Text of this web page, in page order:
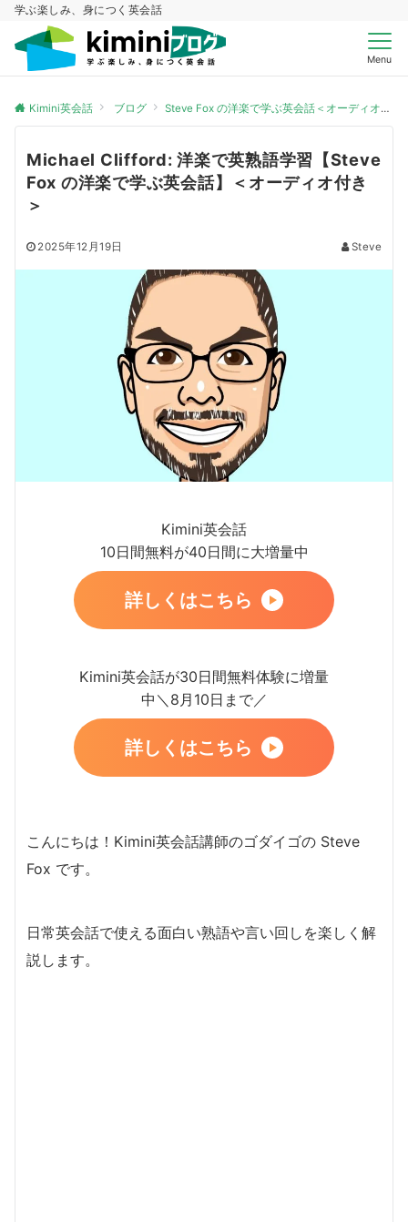
学ぶ楽しみ、身につく英会話
Menu
Kimini英会話 ブログ Steve Fox の洋楽で学ぶ英会話＜オーディオ付き＞
Michael Clifford: 洋楽で英熟語学習【Steve
Fox の洋楽で学ぶ英会話】＜オーディオ付き
＞
2025年12月19日 Steve
Kimini英会話
10日間無料が40日間に大増量中
詳しくはこちら
Kimini英会話が30日間無料体験に増量
中＼8月10日まで／
詳しくはこちら
こんにちは！Kimini英会話講師のゴダイゴの Steve
Fox です。
日常英会話で使える面白い熟語や言い回しを楽しく解
説します。